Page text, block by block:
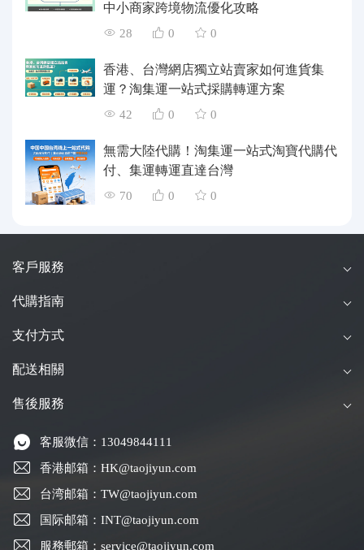
中小商家跨境物流優化攻略
28 0 0
香港、台灣網店獨立站賣家如何進貨集
運？淘集運一站式採購轉運方案
42 0 0
無需大陸代購！淘集運一站式淘寶代購代
付、集運轉運直達台灣
70 0 0
客戶服務
代購指南
支付方式
配送相關
售後服務
客服微信：13049844111
香港邮箱：HK@taojiyun.com
台湾邮箱：TW@taojiyun.com
国际邮箱：INT@taojiyun.com
服務郵箱：service@taojiyun.com